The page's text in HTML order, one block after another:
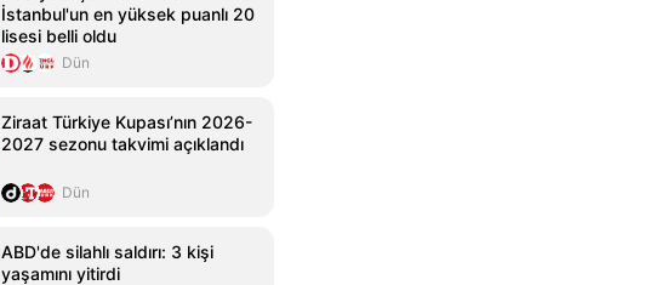
İstanbul'un en yüksek puanlı 20
lisesi belli oldu
Dün
Ziraat Türkiye Kupası’nın 2026-
2027 sezonu takvimi açıklandı
Dün
ABD'de silahlı saldırı: 3 kişi
yaşamını yitirdi